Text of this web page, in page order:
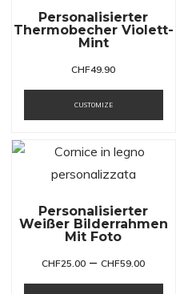
Personalisierter
Thermobecher Violett-
Mint
CHF49.90
CUSTOMIZE
Personalisierter
Weißer Bilderrahmen
Mit Foto
CHF25.00 –CHF59.00